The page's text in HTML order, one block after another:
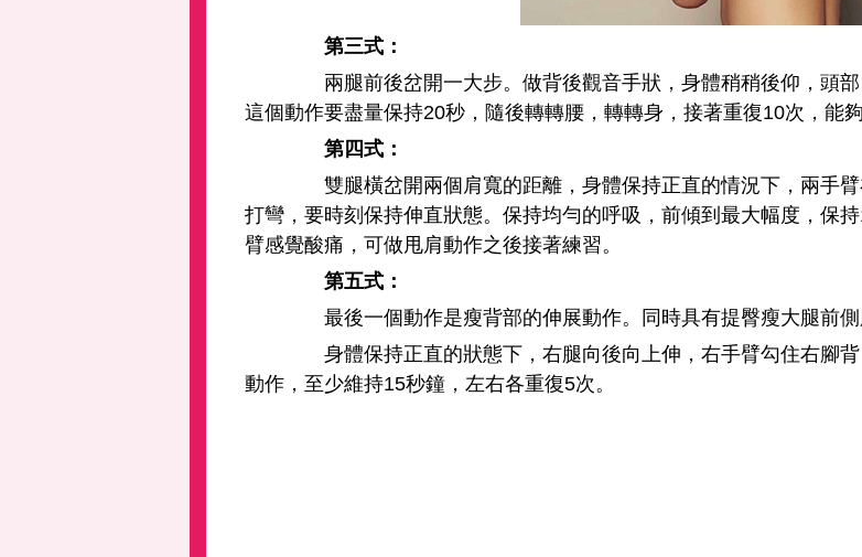
第三式：
兩腿前後岔開一大步。做背後觀音手狀，身體稍稍後仰，頭部
這個動作要盡量保持20秒，隨後轉轉腰，轉轉身，接著重復10次，能
第四式：
雙腿橫岔開兩個肩寬的距離，身體保持正直的情況下，兩手臂
打彎，要時刻保持伸直狀態。保持均勻的呼吸，前傾到最大幅度，保
臂感覺酸痛，可做甩肩動作之後接著練習。
第五式：
最後一個動作是瘦背部的伸展動作。同時具有提臀瘦大腿前側
身體保持正直的狀態下，右腿向後向上伸，右手臂勾住右腳背
動作，至少維持15秒鐘，左右各重復5次。